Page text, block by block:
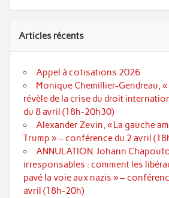
Articles récents
Appel à cotisations 2026
Monique Chemillier-Gendreau, «
révèle de la crise du droit
du 8 avril (18h-20h30)
Alexander Zevin, « La gauche
Trump » – conférence du 2 avril
ANNULATION. Johann
irresponsables : comment les
pavé la voie aux nazis » –
avril (18h-20h)